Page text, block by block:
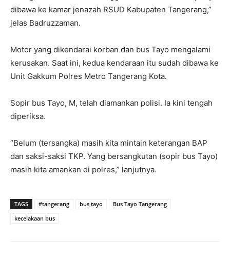
dibawa ke kamar jenazah RSUD Kabupaten Tangerang,”
jelas Badruzzaman.
Motor yang dikendarai korban dan bus Tayo mengalami
kerusakan. Saat ini, kedua kendaraan itu sudah dibawa ke
Unit Gakkum Polres Metro Tangerang Kota.
Sopir bus Tayo, M, telah diamankan polisi. Ia kini tengah
diperiksa.
“Belum (tersangka) masih kita mintain keterangan BAP
dan saksi-saksi TKP. Yang bersangkutan (sopir bus Tayo)
masih kita amankan di polres,” lanjutnya.
TAGS #tangerang bus tayo
Bus Tayo Tangerang
kecelakaan bus